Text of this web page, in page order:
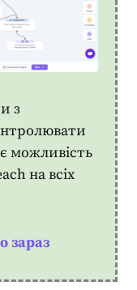
з
можливість
на всіх
зараз